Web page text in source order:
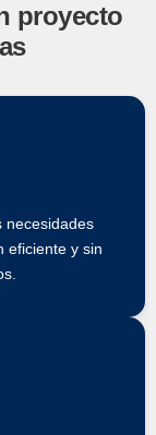
proyecto
necesidades
eficiente y sin